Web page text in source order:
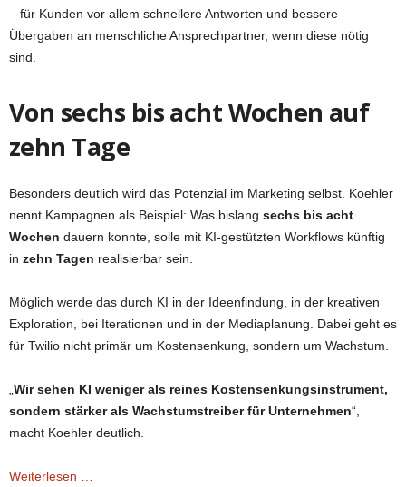
– für Kunden vor allem schnellere Antworten und bessere
Übergaben an menschliche Ansprechpartner, wenn diese nötig
sind.
Von sechs bis acht Wochen auf
zehn Tage
Besonders deutlich wird das Potenzial im Marketing selbst. Koehler
nennt Kampagnen als Beispiel: Was bislang sechs bis acht
Wochen dauern konnte, solle mit KI-gestützten Workflows künftig
in zehn Tagen realisierbar sein.
Möglich werde das durch KI in der Ideenfindung, in der kreativen
Exploration, bei Iterationen und in der Mediaplanung. Dabei geht es
für Twilio nicht primär um Kostensenkung, sondern um Wachstum.
Wir sehen KI weniger als reines Kostensenkungsinstrument,
sondern stärker als Wachstumstreiber für Unternehmen“,
macht Koehler deutlich.
Weiterlesen …